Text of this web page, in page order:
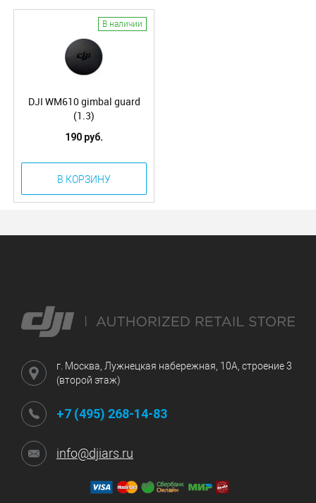
В наличии
DJI WM610 gimbal guard
(1.3)
190 руб.
В КОРЗИНУ
г. Москва, Лужнецкая набережная, 10А, строение 3
(второй этаж)
+7 (495) 268-14-83
info@djiars.ru